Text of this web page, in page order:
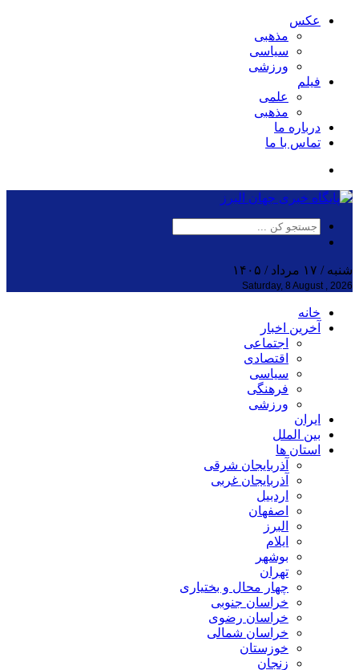
عکس
مذهبی
سیاسی
ورزشی
فیلم
علمی
مذهبی
درباره ما
تماس با ما
شنبه / ۱۷ مرداد / ۱۴۰۵
Saturday, 8 August , 2026
خانه
آخرین اخبار
اجتماعی
اقتصادی
سیاسی
فرهنگی
ورزشی
ایران
بین الملل
استان ها
آذربایجان شرقی
آذربایجان غربی
اردبیل
اصفهان
البرز
ایلام
بوشهر
تهران
چهار محال و بختیاری
خراسان جنوبی
خراسان رضوی
خراسان شمالی
خوزستان
زنجان